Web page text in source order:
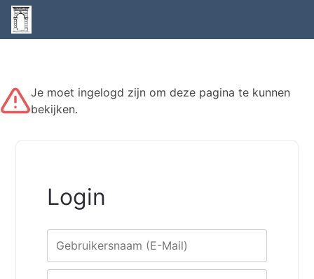
Je moet ingelogd zijn om deze pagina te kunnen
bekijken.
Login